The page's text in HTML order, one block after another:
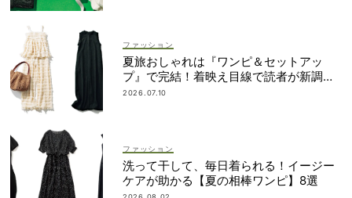
ファッション
夏旅おしゃれは『ワンピ＆セットアッ
プ』で完結！着映え目線で読者が新調し
たのは？
2026.07.10
ファッション
洗って干して、毎日着られる！イージー
ケアが助かる【夏の相棒ワンピ】8選